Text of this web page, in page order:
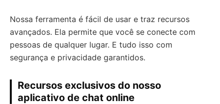
Nossa ferramenta é fácil de usar e traz recursos
avançados. Ela permite que você se conecte com
pessoas de qualquer lugar. E tudo isso com
segurança e privacidade garantidos.
Recursos exclusivos do nosso
aplicativo de chat online